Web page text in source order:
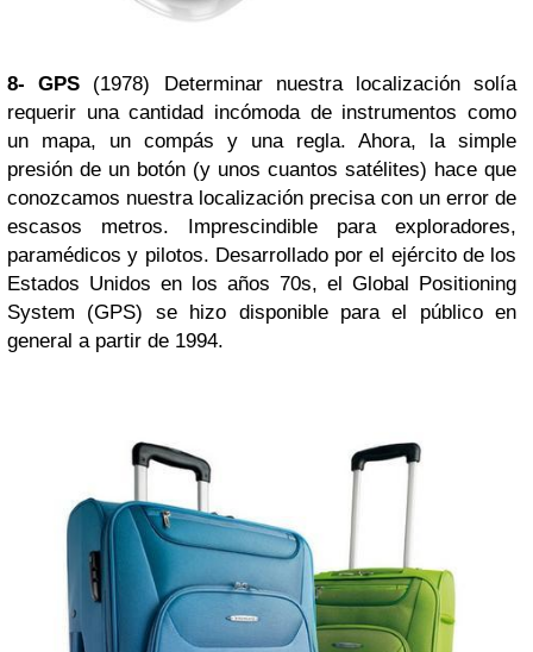
8- GPS (1978) Determinar nuestra localización solía
requerir una cantidad incómoda de instrumentos como
un mapa, un compás y una regla. Ahora, la simple
presión de un botón (y unos cuantos satélites) hace que
conozcamos nuestra localización precisa con un error de
escasos metros. Imprescindible para exploradores,
paramédicos y pilotos. Desarrollado por el ejército de los
Estados Unidos en los años 70s, el Global Positioning
System (GPS) se hizo disponible para el público en
general a partir de 1994.